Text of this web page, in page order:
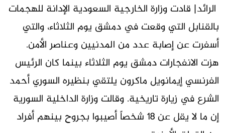
الرائد| قادت وزارة الخارجية السعودية الإدانة للهجمات
بالقنابل التي وقعت في دمشق يوم الثلاثاء، والتي
أسفرت عن إصابة عدد من المدنيين وعناصر الأمن.
هزت الانفجارات دمشق يوم الثلاثاء بينما كان الرئيس
الفرنسي إيمانويل ماكرون يلتقي بنظيره السوري أحمد
الشرع في زيارة تاريخية. وقالت وزارة الداخلية السورية
إن ما لا يقل عن 18 شخصاً أصيبوا بجروح بينهم أفراد